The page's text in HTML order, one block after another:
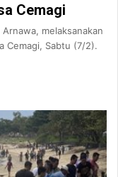
Cemagi
melaksanakan
Cemagi, Sabtu (7/2).